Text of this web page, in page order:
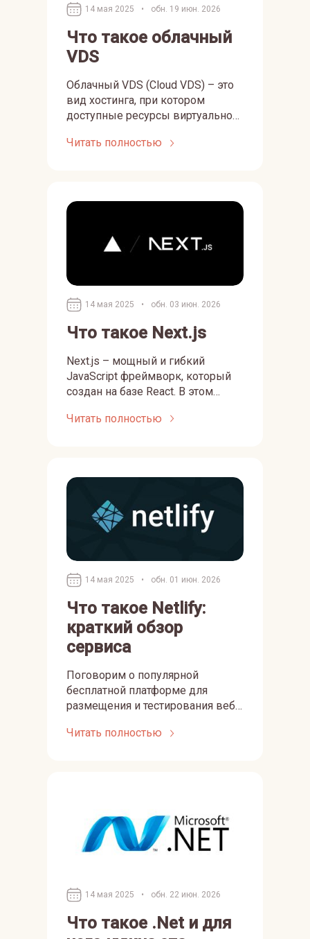
использования.
14 мая 2025 • обн. 19 июн. 2026
Что такое облачный
VDS
Облачный VDS (Cloud VDS) – это
вид хостинга, при котором
доступные ресурсы виртуального
могут быть по необходимости
Читать полностью
14 мая 2025 • обн. 03 июн. 2026
Что такое Next.js
Next.js – мощный и гибкий
JavaScript фреймворк, который
создан на базе React. В этом
рассмотрим, что такое Next.js и
Читать полностью
14 мая 2025 • обн. 01 июн. 2026
Что такое Netlify:
краткий обзор
сервиса
Поговорим о популярной
бесплатной платформе для
размещения и тестирования веб-
Читать полностью
14 мая 2025 • обн. 22 июн. 2026
Что такое .Net и для